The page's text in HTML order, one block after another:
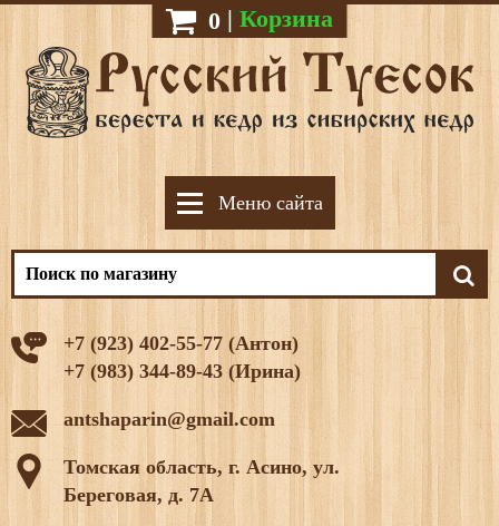
0 | Корзина
Меню сайта
+7 (923) 402-55-77 (Антон)
+7 (983) 344-89-43 (Ирина)
antshaparin@gmail.com
Томская область, г. Асино, ул.
Береговая, д. 7А